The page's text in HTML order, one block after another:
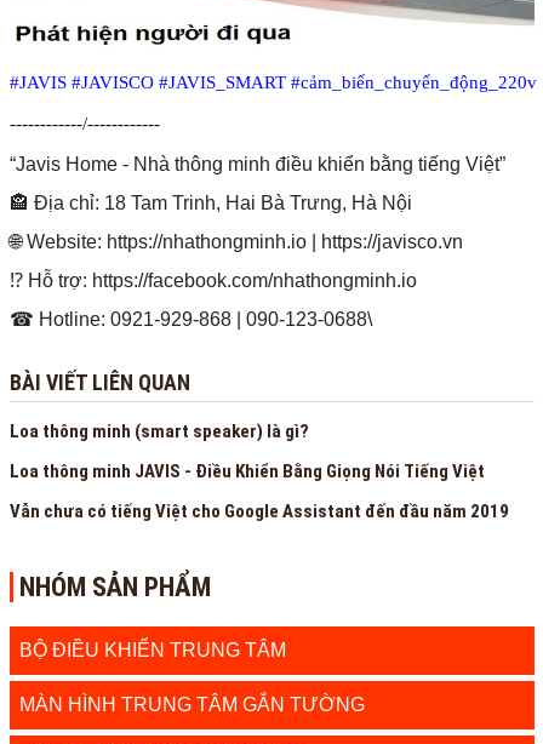
#JAVIS #JAVISCO #JAVIS_SMART #cảm_biến_chuyển_động_220v
------------/------------
“Javis Home - Nhà thông minh điều khiển bằng tiếng Việt”
🏤️ Địa chỉ: 18 Tam Trinh, Hai Bà Trưng, Hà Nội
🌐 Website: https://nhathongminh.io | https://javisco.vn
⁉️ Hỗ trợ: https://facebook.com/nhathongminh.io
️☎ Hotline: 0921-929-868 | 090-123-0688\
BÀI VIẾT LIÊN QUAN
Loa thông minh (smart speaker) là gì?
Loa thông minh JAVIS - Điều Khiển Bằng Giọng Nói Tiếng Việt
Vẫn chưa có tiếng Việt cho Google Assistant đến đầu năm 2019
NHÓM SẢN PHẨM
BỘ ĐIỀU KHIỂN TRUNG TÂM
MÀN HÌNH TRUNG TÂM GẮN TƯỜNG